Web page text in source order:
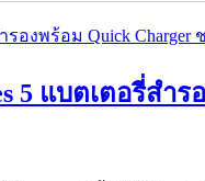
5 แบตเตอรี่สำ